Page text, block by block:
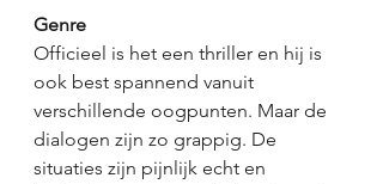
Genre
Officieel is het een thriller en hij is
ook best spannend vanuit
verschillende oogpunten. Maar de
dialogen zijn zo grappig. De
situaties zijn pijnlijk echt en